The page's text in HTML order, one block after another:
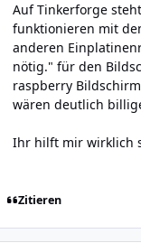
Auf Tinkerforge
funktionieren mit
anderen
nötig." für den
raspberry
wären deutlich
Ihr hilft mir wirklich
Zitieren